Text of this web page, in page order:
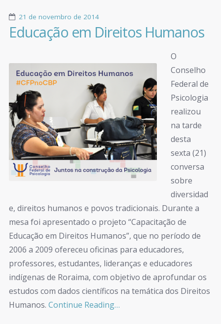
21 de novembro de 2014
Educação em Direitos Humanos
O
Conselho
Federal de
Psicologia
realizou
na tarde
desta
sexta (21)
conversa
sobre
diversidad
e, direitos humanos e povos tradicionais. Durante a
mesa foi apresentado o projeto “Capacitação de
Educação em Direitos Humanos”, que no período de
2006 a 2009 ofereceu oficinas para educadores,
professores, estudantes, lideranças e educadores
indígenas de Roraima, com objetivo de aprofundar os
estudos com dados científicos na temática dos Direitos
Humanos. Continue Reading…